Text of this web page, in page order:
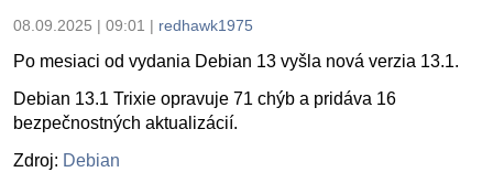
08.09.2025 | 09:01 | redhawk1975
Po mesiaci od vydania Debian 13 vyšla nová verzia 13.1.
Debian 13.1 Trixie opravuje 71 chýb a pridáva 16
bezpečnostných aktualizácií.
Zdroj: Debian